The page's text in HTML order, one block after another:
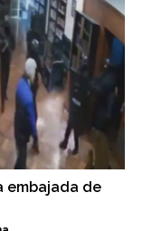
embajada de